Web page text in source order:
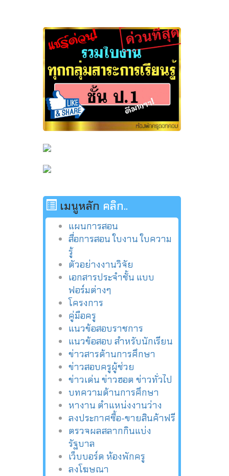
เมนูหลัก คลิก..
แผนการสอน
สื่อการสอน ใบงาน ใบความ
รู้
ตัวอย่างงานวิจัย
เอกสารประจำชั้น แบบ
ฟอร์มต่างๆ
โครงการ
คู่มือครู
แนวข้อสอบราชการ
แนวข้อสอบ สำหรับนักเรียน
ข่าวสารด้านการศึกษา
ข่าวสอบครูผู้ช่วย
ข่าวเด่น ข่าวฮอต ข่าวทั่วไป
บทความด้านการศึกษา
หางาน ตำแหน่งงานว่าง
ลงประกาศซื้อ-ขายสินค้าฟรี
ตรวจผลสลากกินแบ่ง
รัฐบาล
เว็บบอร์ด ห้องพักครู
ลงโฆษณา